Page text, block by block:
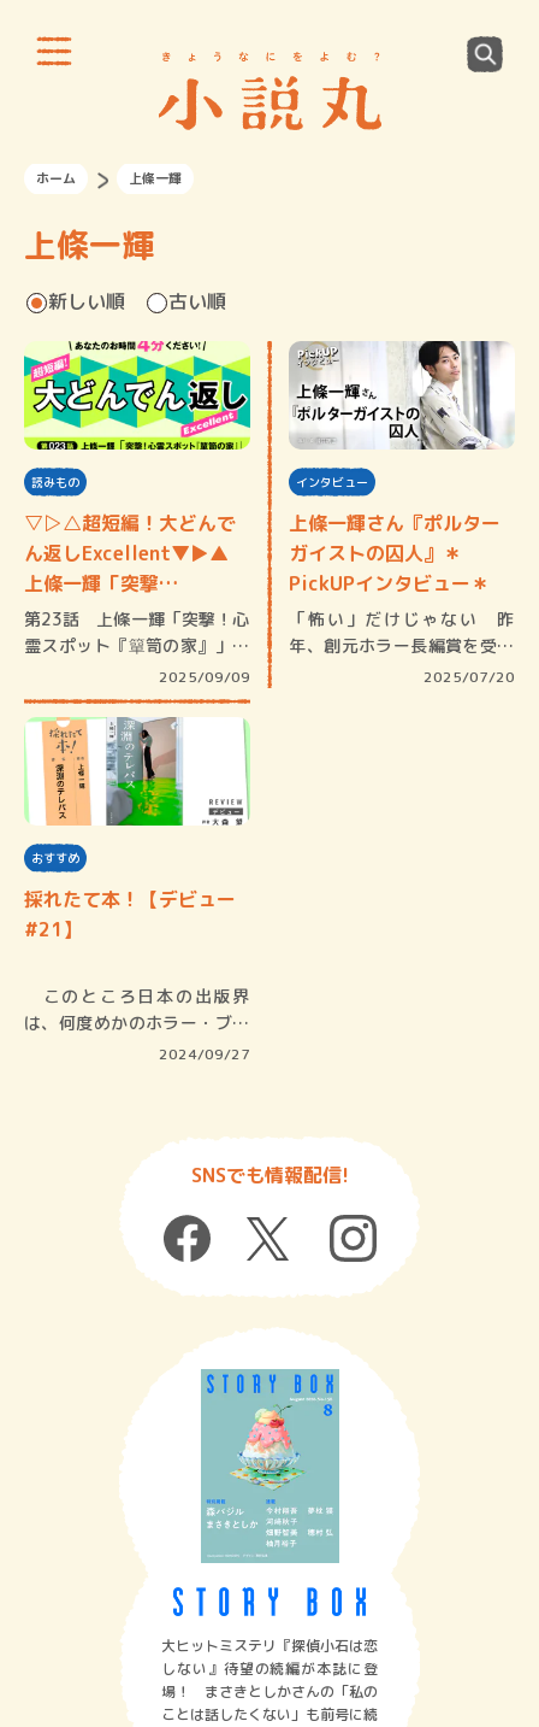
ホーム 上條一輝
上條一輝
新しい順 古い順
読みもの
▽▷△超短編！大どんで
ん返しExcellent▼▶︎▲
上條一輝「突撃…
第23話 上條一輝「突撃！心
霊スポット『簞笥の家』」
2025/09/09
インタビュー
上條一輝さん『ポルター
ガイストの囚人』＊
PickUPインタビュー＊
「怖い」だけじゃない 昨
年、創元ホラー長編賞を受賞
2025/07/20
おすすめ
採れたて本！【デビュー
#21】
このところ日本の出版界
は、何度めかのホラー・ブー
2024/09/27
SNSでも情報配信!
大ヒットミステリ『探偵小石は恋
しない』待望の続編が本誌に登
場！ まさきとしかさんの「私の
ことは話したくない」も前号に続